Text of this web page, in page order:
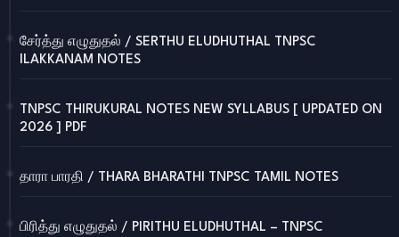
சேர்த்து எழுதுதல் / SERTHU ELUDHUTHAL TNPSC
ILAKKANAM NOTES
TNPSC THIRUKURAL NOTES NEW SYLLABUS [ UPDATED ON
2026 ] PDF
தாரா பாரதி / THARA BHARATHI TNPSC TAMIL NOTES
பிரித்து எழுதுதல் / PIRITHU ELUDHUTHAL – TNPSC